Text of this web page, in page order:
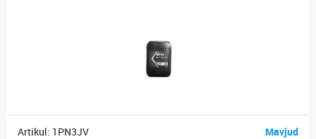
Artikul: 1PN3JV Mavjud